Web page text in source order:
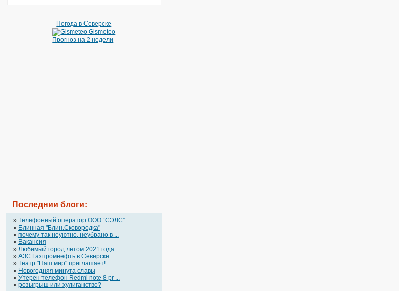
Погода в Северске
Gismeteo
Прогноз на 2 недели
Последнии блоги:
» Телефонный оператор OOO “СЭЛС” ...
» Блинная "Блин.Сковородка"
» почему так неуютно, неубрано в ...
» Вакансия
» Любимый город летом 2021 года
» АЗС Газпромнефть в Северске
» Театр "Наш мир" приглашает!
» Новогодняя минута славы
» Утерен телефон Redmi note 8 pr ...
» розыгрыш или хулиганство?